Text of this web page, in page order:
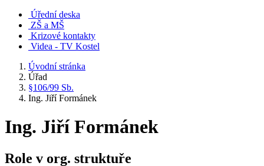
Úřední deska
ZŠ a MŠ
Krizové kontakty
Videa - TV Kostel
Úvodní stránka
Úřad
§106/99 Sb.
Ing. Jiří Formánek
Ing. Jiří Formánek
Role v org. struktuře